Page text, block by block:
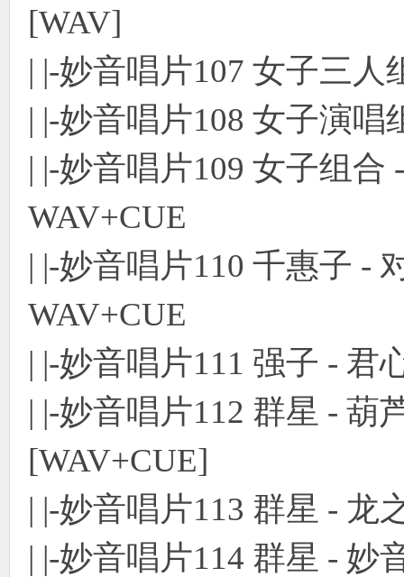
[WAV]
| |-妙音唱片107 女子三
| |-妙音唱片108 女子演唱
| |-妙音唱片109 女子组
WAV+CUE
| |-妙音唱片110 千惠子 -
WAV+CUE
| |-妙音唱片111 强子 - 君
| |-妙音唱片112 群星 - 葫
[WAV+CUE]
| |-妙音唱片113 群星 - 龙
| |-妙音唱片114 群星 - 妙